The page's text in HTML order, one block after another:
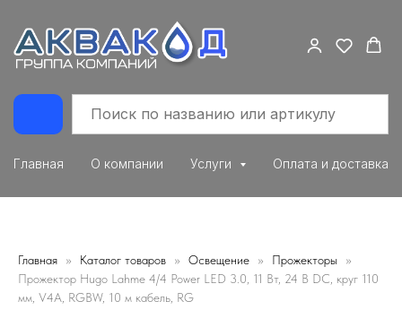
Главная О компании Услуги Оплата и доставка
Главная Каталог товаров Освещение
Прожекторы
Прожектор Hugo Lahme 4/4 Power LED 3.0, 11 Вт, 24 В DC, круг 110
мм, V4A, RGBW, 10 м кабель, RG